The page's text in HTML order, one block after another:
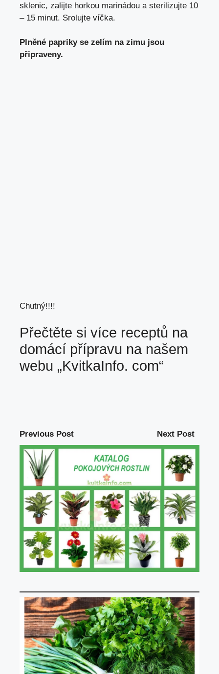
sklenic, zalijte horkou marinádou a sterilizujte 10
– 15 minut. Srolujte víčka.
Plněné papriky se zelím na zimu jsou
připraveny.
Chutný!!!!
Přečtěte si více receptů na
domácí přípravu na našem
webu „KvitkaInfo. com“
Previous Post Next Post